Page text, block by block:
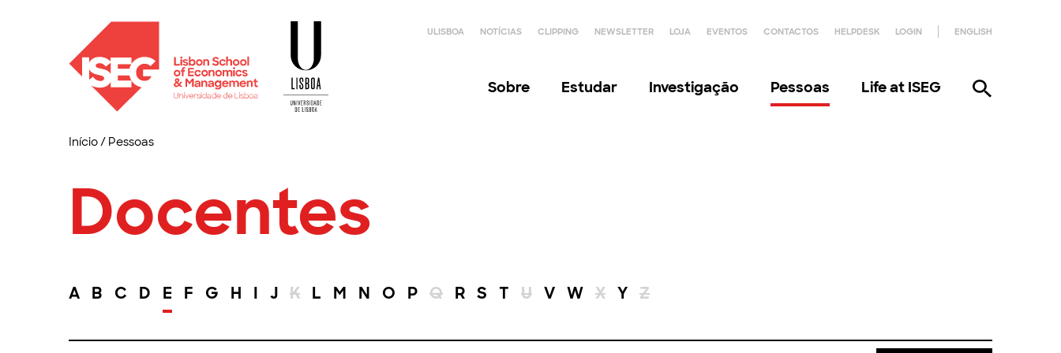
ULISBOA NOTÍCIAS CLIPPING NEWSLETTER LOJA EVENTOS CONTACTOS HELPDESK LOGIN ENGLISH
Sobre Estudar Investigação Pessoas Life at ISEG
Início/ Pessoas
Docentes
A B C D E F G H I J K L M N O P Q R S T U V W X Y Z